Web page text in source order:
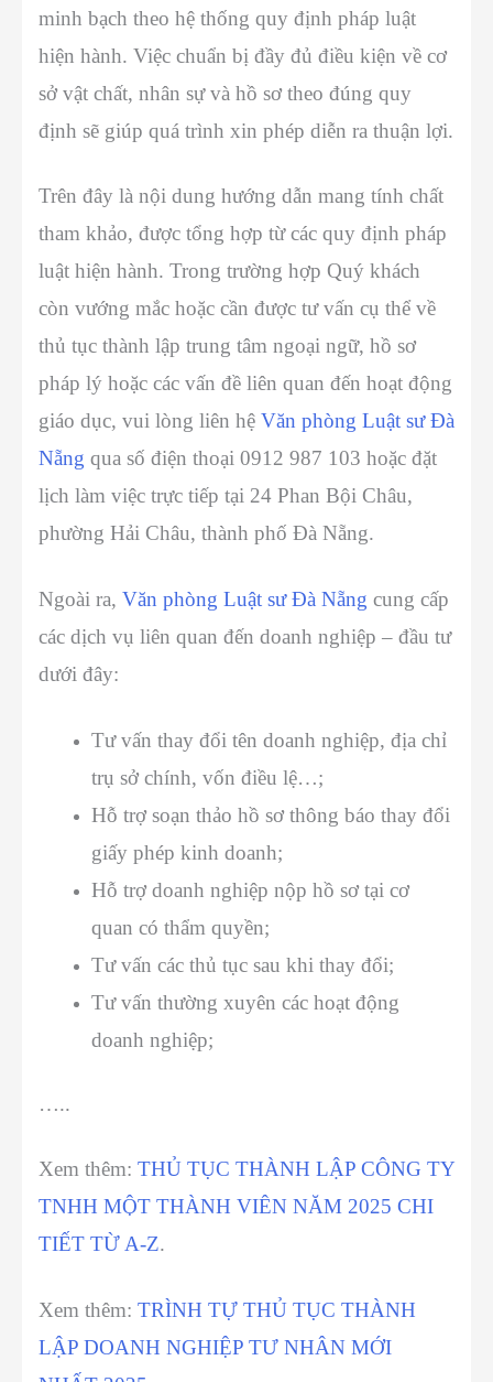
minh bạch theo hệ thống quy định pháp luật
hiện hành. Việc chuẩn bị đầy đủ điều kiện về cơ
sở vật chất, nhân sự và hồ sơ theo đúng quy
định sẽ giúp quá trình xin phép diễn ra thuận lợi.
Trên đây là nội dung hướng dẫn mang tính chất
tham khảo, được tổng hợp từ các quy định pháp
luật hiện hành. Trong trường hợp Quý khách
còn vướng mắc hoặc cần được tư vấn cụ thể về
thủ tục thành lập trung tâm ngoại ngữ, hồ sơ
pháp lý hoặc các vấn đề liên quan đến hoạt động
giáo dục, vui lòng liên hệ Văn phòng Luật sư Đà
Nẵng qua số điện thoại 0912 987 103 hoặc đặt
lịch làm việc trực tiếp tại 24 Phan Bội Châu,
phường Hải Châu, thành phố Đà Nẵng.
Ngoài ra, Văn phòng Luật sư Đà Nẵng cung cấp
các dịch vụ liên quan đến doanh nghiệp – đầu tư
dưới đây:
Tư vấn thay đổi tên doanh nghiệp, địa chỉ
trụ sở chính, vốn điều lệ…;
Hỗ trợ soạn thảo hồ sơ thông báo thay đổi
giấy phép kinh doanh;
Hỗ trợ doanh nghiệp nộp hồ sơ tại cơ
quan có thẩm quyền;
Tư vấn các thủ tục sau khi thay đổi;
Tư vấn thường xuyên các hoạt động
doanh nghiệp;
…..
Xem thêm: THỦ TỤC THÀNH LẬP CÔNG TY
TNHH MỘT THÀNH VIÊN NĂM 2025 CHI
TIẾT TỪ A-Z.
Xem thêm: TRÌNH TỰ THỦ TỤC THÀNH
LẬP DOANH NGHIỆP TƯ NHÂN MỚI